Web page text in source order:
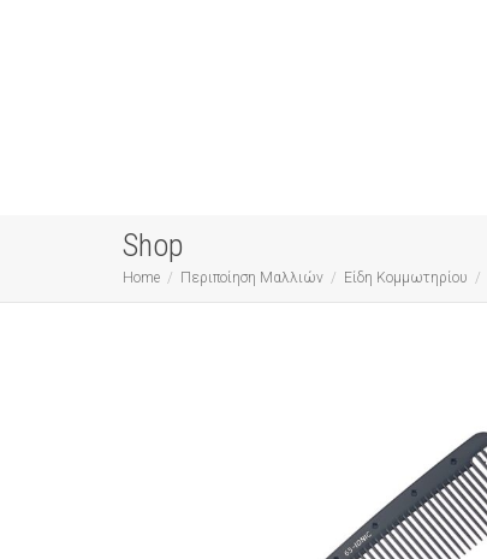
Shop
Home Περιποίηση Μαλλιών Είδη Κομμωτηρίου